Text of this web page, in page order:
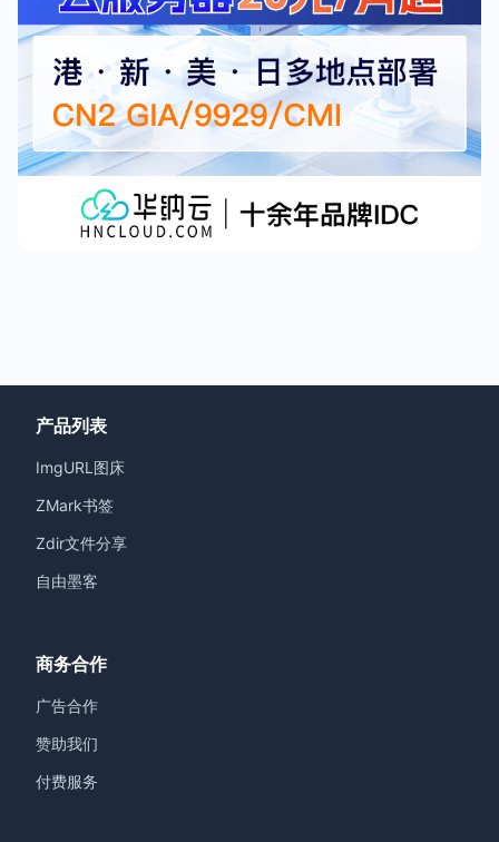
产品列表
ImgURL图床
ZMark书签
Zdir文件分享
自由墨客
商务合作
广告合作
赞助我们
付费服务